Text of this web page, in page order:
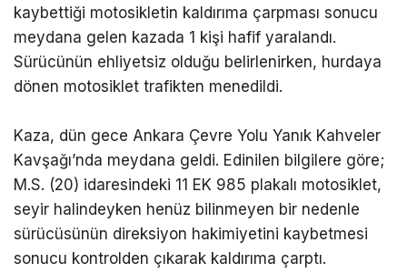
kaybettiği motosikletin kaldırıma çarpması sonucu
meydana gelen kazada 1 kişi hafif yaralandı.
Sürücünün ehliyetsiz olduğu belirlenirken, hurdaya
dönen motosiklet trafikten menedildi.
Kaza, dün gece Ankara Çevre Yolu Yanık Kahveler
Kavşağı’nda meydana geldi. Edinilen bilgilere göre;
M.S. (20) idaresindeki 11 EK 985 plakalı motosiklet,
seyir halindeyken henüz bilinmeyen bir nedenle
sürücüsünün direksiyon hakimiyetini kaybetmesi
sonucu kontrolden çıkarak kaldırıma çarptı.